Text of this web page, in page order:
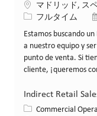
場所マドリッド, ス
役職フルタイム
Estamos buscando
a nuestro equipo y
punto de venta. Si
cliente, ¡queremos
Indirect Retail
カテゴリー
Commercial